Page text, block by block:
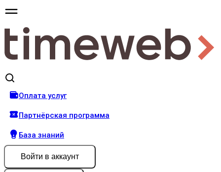
Оплата услуг
Партнёрская программа
База знаний
Войти в аккаунт